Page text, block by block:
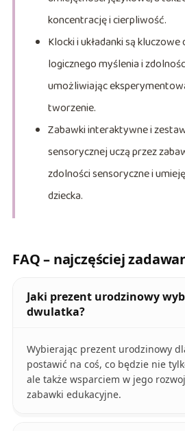
koncentrację i cierpliwość.
Klocki i układanki są
logicznego myślenia i
umożliwiając
tworzenie.
Zabawki interaktywne i
sensorycznej uczą przez
zdolności sensoryczne i
dziecka.
FAQ – najczęściej
Jaki prezent urodzinowy
dwulatka?
Wybierając prezent urodzinowy
postawić na coś, co będzie nie
ale także wsparciem w jego
zabawki edukacyjne.